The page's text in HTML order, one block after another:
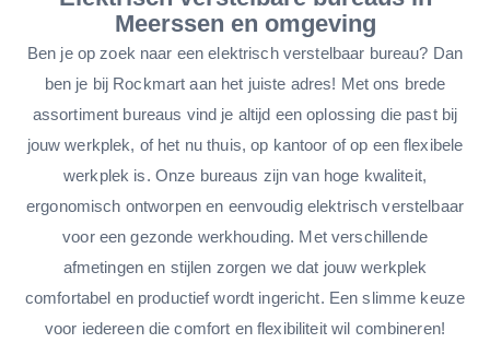
Meerssen en omgeving
Ben je op zoek naar een elektrisch verstelbaar bureau? Dan
ben je bij Rockmart aan het juiste adres! Met ons brede
assortiment bureaus vind je altijd een oplossing die past bij
jouw werkplek, of het nu thuis, op kantoor of op een flexibele
werkplek is. Onze bureaus zijn van hoge kwaliteit,
ergonomisch ontworpen en eenvoudig elektrisch verstelbaar
voor een gezonde werkhouding. Met verschillende
afmetingen en stijlen zorgen we dat jouw werkplek
comfortabel en productief wordt ingericht. Een slimme keuze
voor iedereen die comfort en flexibiliteit wil combineren!